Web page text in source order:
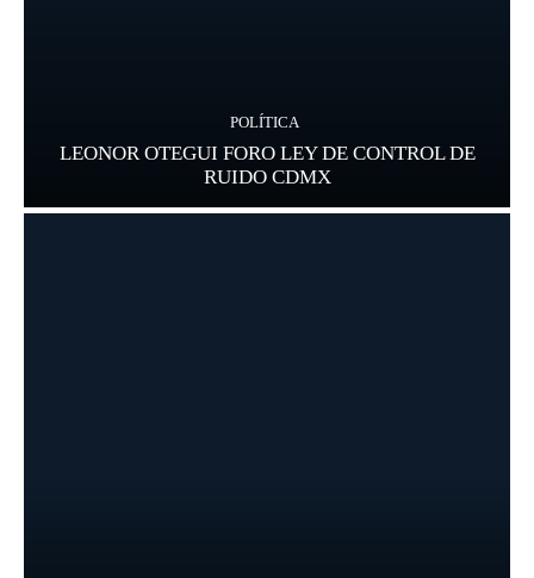
POLÍTICA
LEONOR OTEGUI FORO LEY DE CONTROL DE
RUIDO CDMX